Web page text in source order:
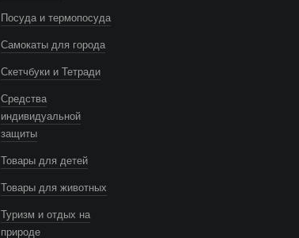
Посуда и термопосуда
Самокаты для города
Скетчбуки и Тетради
Средства
индивидуальной
защиты
Товары для детей
Товары для животных
Туризм и отдых на
природе